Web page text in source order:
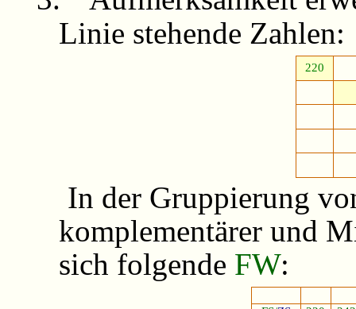
Linie stehende Zahlen:
220
In der Gruppierung
komplementärer und
sich folgende FW: